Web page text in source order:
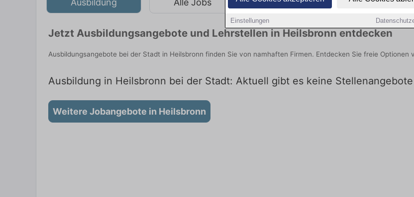
Einstellungen
Ausbildung Alle Jobs Teilzeit
Jetzt Ausbildungsangebote und Lehrstellen in Heilsbronn entdecken
Ausbildungsangebote bei der Stadt in Heilsbronn finden Sie von namhaften Firmen. Entdecken Sie freie
Ausbildung in Heilsbronn bei der Stadt: Aktuell gibt es keine
Weitere Jobangebote in Heilsbronn